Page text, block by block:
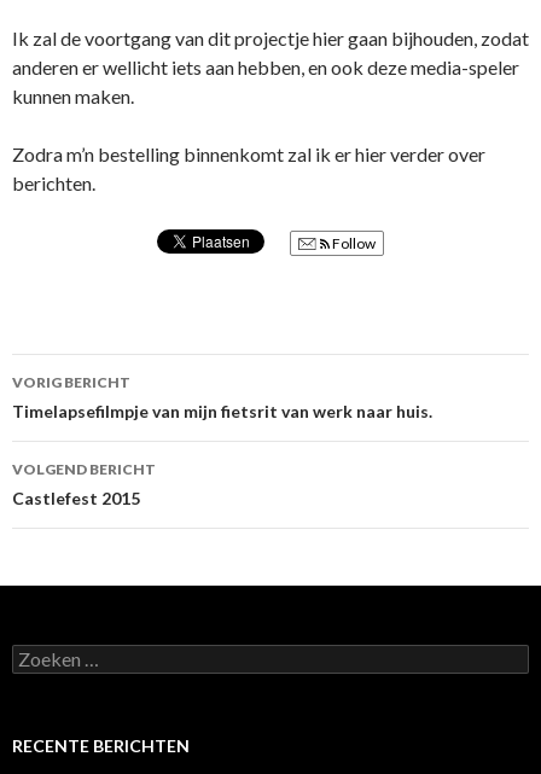
Ik zal de voortgang van dit projectje hier gaan bijhouden, zodat
anderen er wellicht iets aan hebben, en ook deze media-speler
kunnen maken.
Zodra m’n bestelling binnenkomt zal ik er hier verder over
berichten.
Follow
Berichtnavigatie
VORIG BERICHT
Timelapsefilmpje van mijn fietsrit van werk naar huis.
VOLGEND BERICHT
Castlefest 2015
Z
o
e
RECENTE BERICHTEN